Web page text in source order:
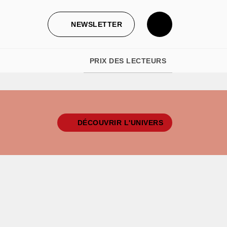
NEWSLETTER
PRIX DES LECTEURS
DÉCOUVRIR L'UNIVERS